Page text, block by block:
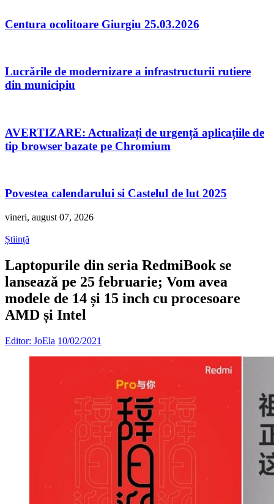
Centura ocolitoare Giurgiu 25.03.2026
Lucrările de modernizare a infrastructurii rutiere
din municipiu
AVERTIZARE: Actualizați de urgență aplicațiile de
tip browser bazate pe Chromium
Povestea calendarului si Castelul de lut 2025
vineri, august 07, 2026
Știință
Laptopurile din seria RedmiBook se
lansează pe 25 februarie; Vom avea
modele de 14 și 15 inch cu procesoare
AMD și Intel
Editor: JoEla 10/02/2021